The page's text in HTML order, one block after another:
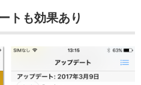
トも効果あり